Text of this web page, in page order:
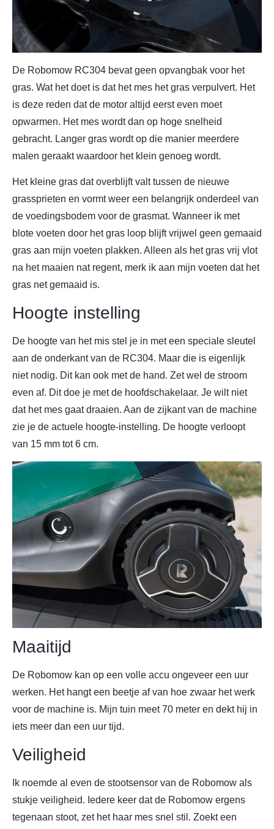
De Robomow RC304 bevat geen opvangbak voor het
gras. Wat het doet is dat het mes het gras verpulvert. Het
is deze reden dat de motor altijd eerst even moet
opwarmen. Het mes wordt dan op hoge snelheid
gebracht. Langer gras wordt op die manier meerdere
malen geraakt waardoor het klein genoeg wordt.
Het kleine gras dat overblijft valt tussen de nieuwe
grassprieten en vormt weer een belangrijk onderdeel van
de voedingsbodem voor de grasmat. Wanneer ik met
blote voeten door het gras loop blijft vrijwel geen gemaaid
gras aan mijn voeten plakken. Alleen als het gras vrij vlot
na het maaien nat regent, merk ik aan mijn voeten dat het
gras net gemaaid is.
Hoogte instelling
De hoogte van het mis stel je in met een speciale sleutel
aan de onderkant van de RC304. Maar die is eigenlijk
niet nodig. Dit kan ook met de hand. Zet wel de stroom
even af. Dit doe je met de hoofdschakelaar. Je wilt niet
dat het mes gaat draaien. Aan de zijkant van de machine
zie je de actuele hoogte-instelling. De hoogte verloopt
van 15 mm tot 6 cm.
Maaitijd
De Robomow kan op een volle accu ongeveer een uur
werken. Het hangt een beetje af van hoe zwaar het werk
voor de machine is. Mijn tuin meet 70 meter en dekt hij in
iets meer dan een uur tijd.
Veiligheid
Ik noemde al even de stootsensor van de Robomow als
stukje veiligheid. Iedere keer dat de Robomow ergens
tegenaan stoot, zet het haar mes snel stil. Zoekt een